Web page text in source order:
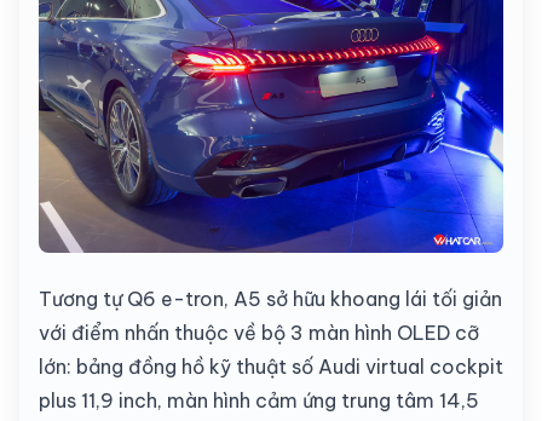
Tương tự Q6 e-tron, A5 sở hữu khoang lái tối giản
với điểm nhấn thuộc về bộ 3 màn hình OLED cỡ
lớn: bảng đồng hồ kỹ thuật số Audi virtual cockpit
plus 11,9 inch, màn hình cảm ứng trung tâm 14,5